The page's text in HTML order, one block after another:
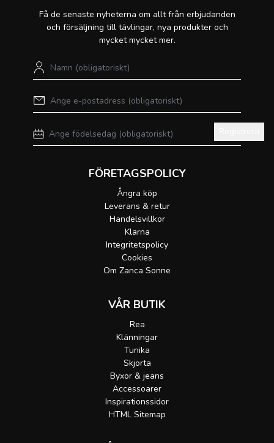
Få de senaste nyheterna om allt från erbjudanden
och försäljning till tävlingar, nya produkter och
mycket mycket mer.
FÖRETAGSPOLICY
Ångra köp
Leverans & retur
Handelsvillkor
Klarna
Integritetspolicy
Cookies
Om Zanca Sonne
VÅR BUTIK
Rea
Klänningar
Tunika
Skjorta
Byxor & jeans
Accessoarer
Inspirationssidor
HTML Sitemap